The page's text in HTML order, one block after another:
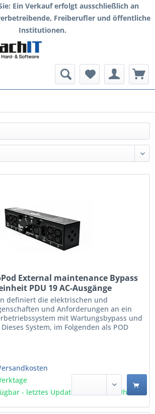
Ein Verkauf erfolgt ausschließlich an
Freiberufler und öffentliche
Institutionen.
External maintenance Bypass
PDU 19 AC-Ausgänge
definiert die elektrischen und
und Anforderungen an ein
mit Wartungsbypass und
System, im Folgenden als POD
- letztes Update 06.08 - 3:03 Uhr